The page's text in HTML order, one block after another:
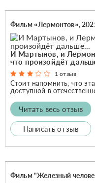
Фильм «Лермонтов»,
И Мартынов, и
что произойдёт
1 отзыв
Стоит напомнить, что
доступной в
Читать весь отзыв
Написать отзыв
Фильм "Железный